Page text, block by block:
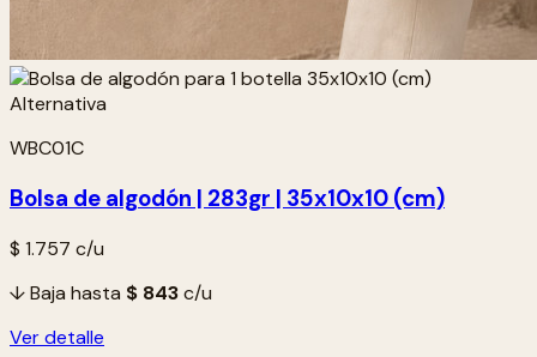
WBC01C
Bolsa de algodón | 283gr | 35x10x10 (cm)
$ 1.757 c/u
↓ Baja hasta $ 843c/u
Ver detalle